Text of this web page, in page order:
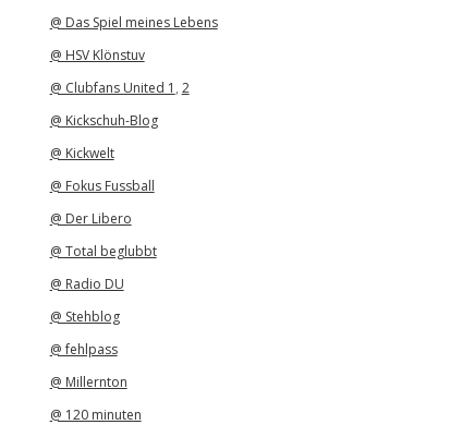
@ Das Spiel meines Lebens
@ HSV Klönstuv
@ Clubfans United 1 , 2
@ Kickschuh-Blog
@ Kickwelt
@ Fokus Fussball
@ Der Libero
@ Total beglubbt
@ Radio DU
@ Stehblog
@ fehlpass
@ Millernton
@ 120 minuten